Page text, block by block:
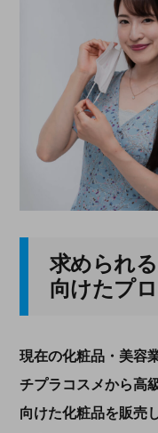
求められ
向けたプ
現在の化粧品・美容
チプラコスメから高
向けた化粧品を販売